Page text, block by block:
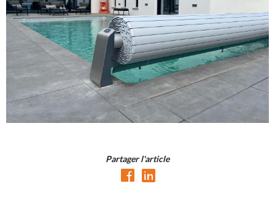
Partager l'article